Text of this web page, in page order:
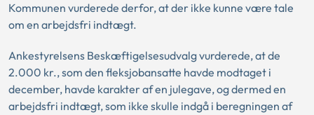
Kommunen vurderede derfor, at der ikke kunne være tale
om en arbejdsfri indtægt.
Ankestyrelsens Beskæftigelsesudvalg vurderede, at de
2.000 kr., som den fleksjobansatte havde modtaget i
december, havde karakter af en julegave, og dermed en
arbejdsfri indtægt, som ikke skulle indgå i beregningen af